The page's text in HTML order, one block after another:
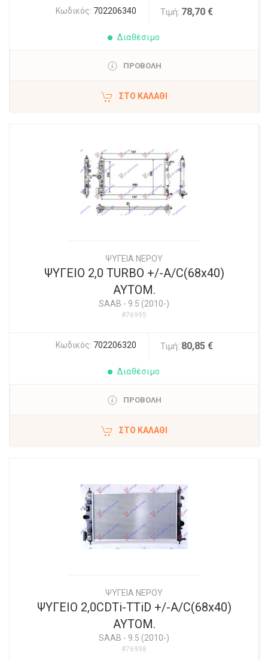
Κωδικός: 702206340 Τιμή: 78,70 €
Διαθέσιμο
ΠΡΟΒΟΛΗ
ΣΤΟ ΚΑΛΆΘΙ
ΨΥΓΕΙΑ ΝΕΡΟΥ
ΨΥΓΕΙΟ 2,0 TURBO +/-A/C(68x40)
ΑΥΤΟΜ.
SAAB - 9.5 (2010-)
#76995
Κωδικός: 702206320 Τιμή: 80,85 €
Διαθέσιμο
ΠΡΟΒΟΛΗ
ΣΤΟ ΚΑΛΆΘΙ
ΨΥΓΕΙΑ ΝΕΡΟΥ
ΨΥΓΕΙΟ 2,0CDTi-TTiD +/-A/C(68x40)
ΑΥΤΟΜ.
SAAB - 9.5 (2010-)
#76998